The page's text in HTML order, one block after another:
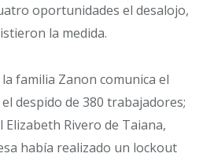
oportunidades el desalojo,
la medida.
familia Zanon comunica el
despido de 380 trabajadores;
Rivero de Taiana,
había realizado un lockout